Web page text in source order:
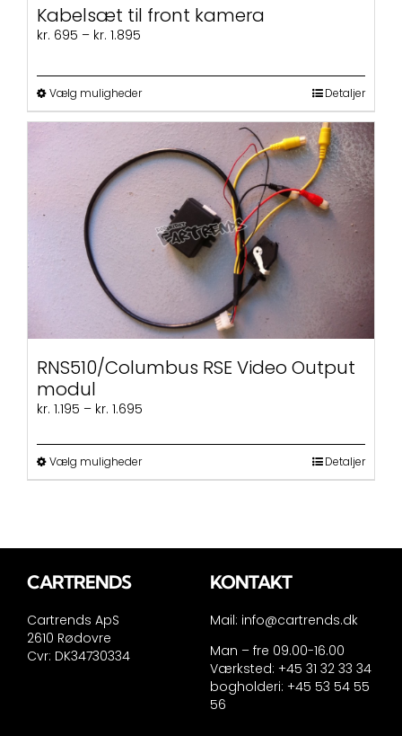
Kabelsæt til front kamera
kr. 695 – kr. 1.895
kr. 1.895
Vælg mulighederDette
vare
flere
varianter.
Mulighederne
kan
vælges
på
varesiden
Detaljer
RNS510/Columbus RSE Video Output
modul
kr. 1.195 – kr. 1.695
til
kr. 1.695
Vælg mulighederDette
vare
Mulighederne
Detaljer
CARTRENDS
Cartrends ApS
2610 Rødovre
Cvr: DK34730334
KONTAKT
Mail: info@cartrends.dk
Man – fre 09.00-16.00
Værksted: +45 31 32 33 34
bogholderi: +45 53 54 55
56